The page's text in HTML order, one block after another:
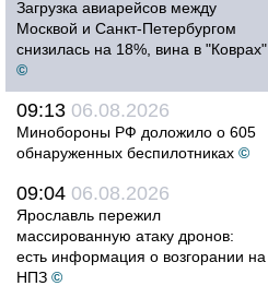
Загрузка авиарейсов между
Москвой и Санкт-Петербургом
снизилась на 18%, вина в "Коврах"
©
09:13 06.08.2026
Минобороны РФ доложило о 605
обнаруженных беспилотниках ©
09:04 06.08.2026
Ярославль пережил
массированную атаку дронов:
есть информация о возгорании на
НПЗ ©